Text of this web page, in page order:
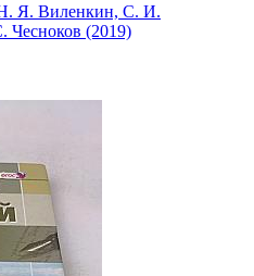
Н. Я. Виленкин, С. И.
(2019)